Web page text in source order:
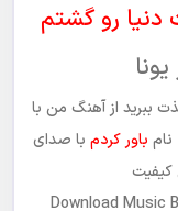
دنیا رو گشتم
یونا
ببرید از آهنگ من با
باور کردم با صدای
کیفیت
Download Music